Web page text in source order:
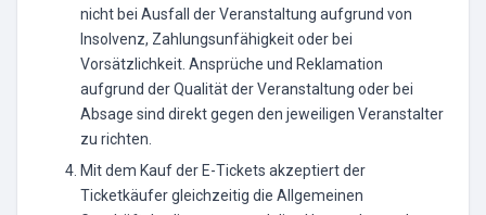
nicht bei Ausfall der Veranstaltung aufgrund von
Insolvenz, Zahlungsunfähigkeit oder bei
Vorsätzlichkeit. Ansprüche und Reklamation
aufgrund der Qualität der Veranstaltung oder bei
Absage sind direkt gegen den jeweiligen Veranstalter
zu richten.
Mit dem Kauf der E-Tickets akzeptiert der
Ticketkäufer gleichzeitig die Allgemeinen